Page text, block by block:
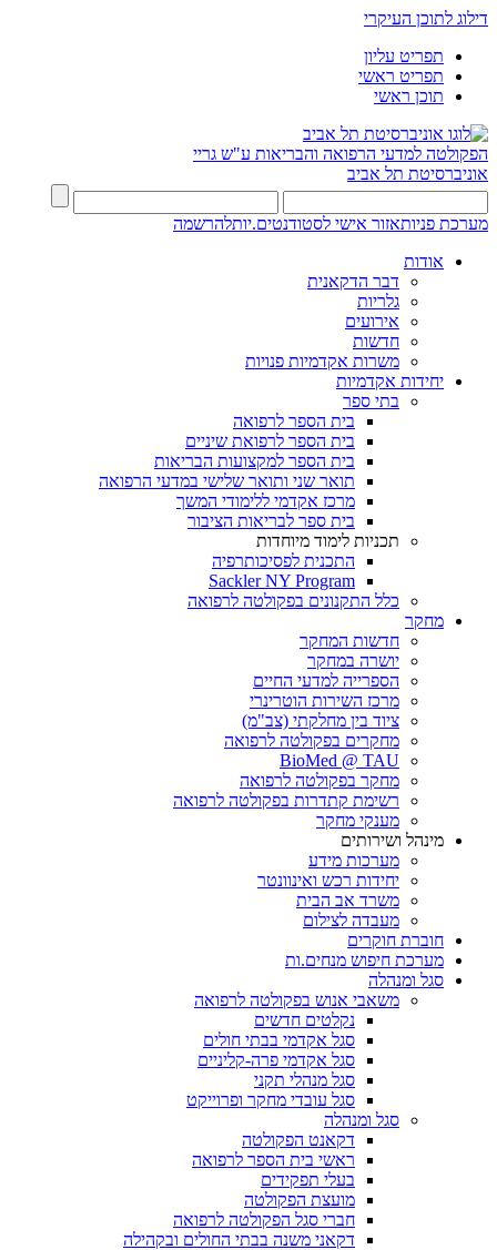
דילוג לתוכן העיקרי
תפריט עליון
תפריט ראשי
תוכן ראשי
הפקולטה למדעי הרפואה והבריאות ע"ש גריי
אוניברסיטת תל אביב
מערכת פניותאזור אישי לסטודנטים.יותלהרשמה
אודות
דבר הדקאנית
גלריות
אירועים
חדשות
משרות אקדמיות פנויות
יחידות אקדמיות
בתי ספר
בית הספר לרפואה
בית הספר לרפואת שיניים
בית הספר למקצועות הבריאות
תואר שני ותואר שלישי במדעי הרפואה
מרכז אקדמי ללימודי המשך
בית ספר לבריאות הציבור
תכניות לימוד מיוחדות
התכנית לפסיכותרפיה
Sackler NY Program
כלל התקנונים בפקולטה לרפואה
מחקר
חדשות המחקר
יושרה במחקר
הספרייה למדעי החיים
מרכז השירות הוטרינרי
ציוד בין מחלקתי (צב"מ)
מחקרים בפקולטה לרפואה
BioMed @ TAU
מחקר בפקולטה לרפואה
רשימת קתדרות בפקולטה לרפואה
מענקי מחקר
מינהל ושירותים
מערכות מידע
יחידות רכש ואינוונטר
משרד אב הבית
מעבדה לצילום
חוברת חוקרים
מערכת חיפוש מנחים.ות
סגל ומנהלה
משאבי אנוש בפקולטה לרפואה
נקלטים חדשים
סגל אקדמי בבתי חולים
סגל אקדמי פרה-קליניים
סגל מנהלי תקני
סגל עובדי מחקר ופרוייקט
סגל ומנהלה
דקאנט הפקולטה
ראשי בית הספר לרפואה
בעלי תפקידים
מועצת הפקולטה
חברי סגל הפקולטה לרפואה
דקאני משנה בבתי החולים ובקהילה